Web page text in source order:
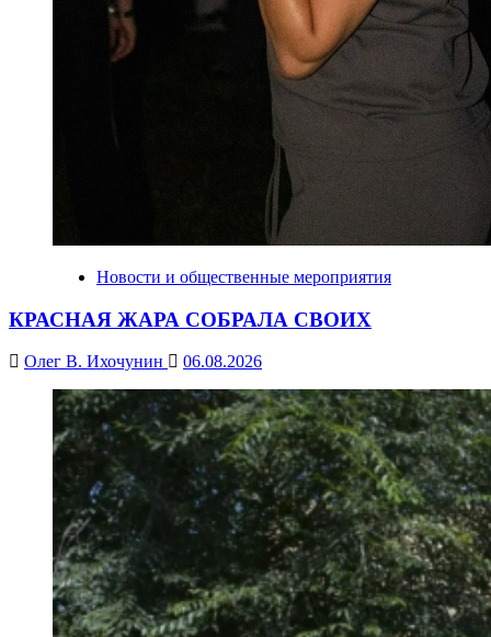
Новости и общественные мероприятия
КРАСНАЯ ЖАРА СОБРАЛА СВОИХ
Олег В. Ихочунин 06.08.2026